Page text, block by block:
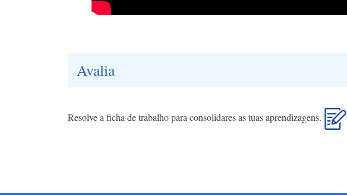
Avalia
Resolve a ficha de trabalho para consolidares as tuas aprendizagens.